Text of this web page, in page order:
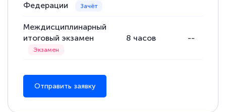
Федерации
Междисциплинарный
итоговый экзамен
8 часов --
Отправить заявку